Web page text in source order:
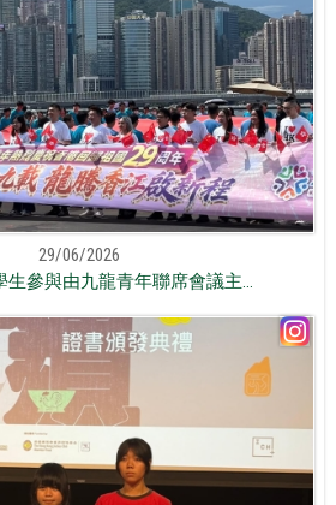
29/06/2026
生參與由九龍青年聯席會議主...